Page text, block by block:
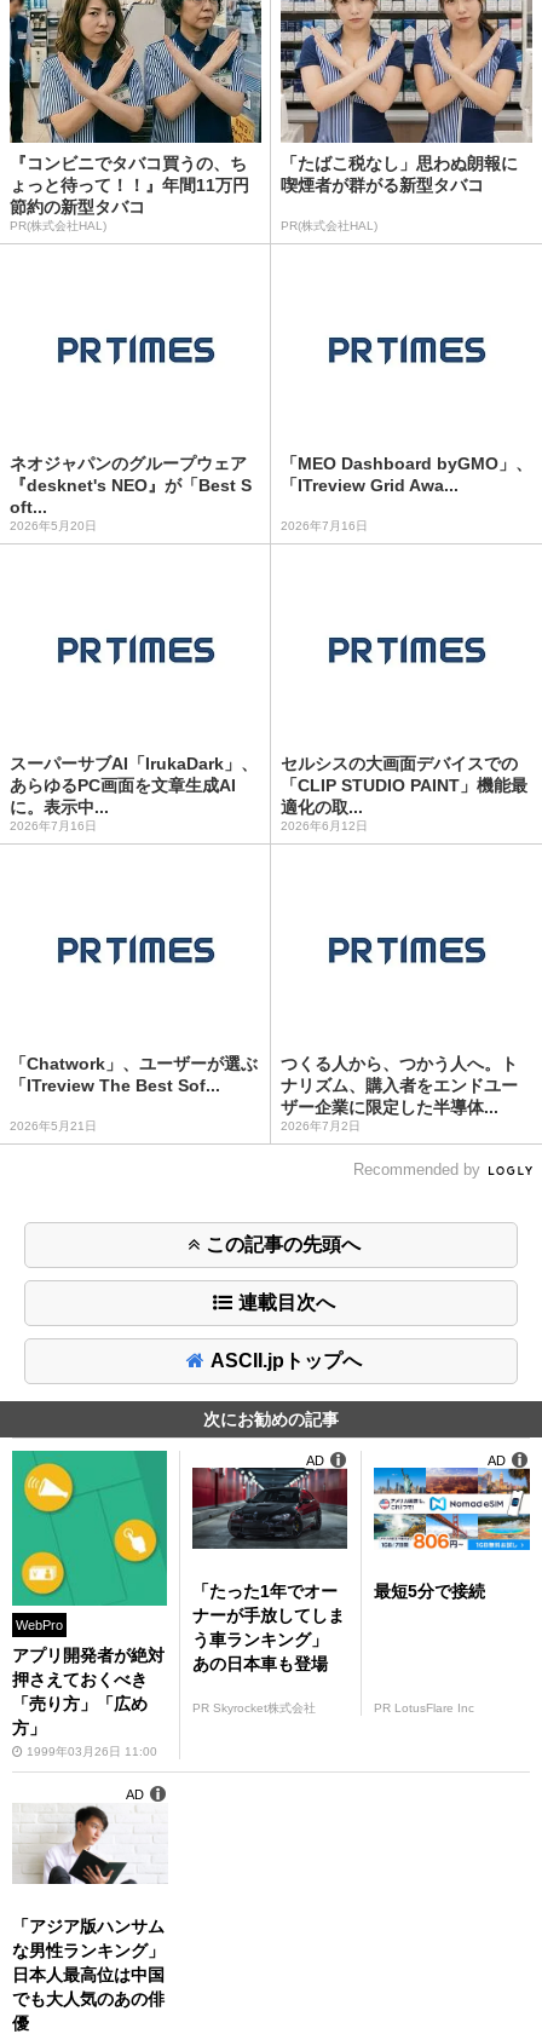
『コンビニでタバコ買うの、ち
ょっと待って！！』年間11万円
節約の新型タバコ
PR(株式会社HAL)
「たばこ税なし」思わぬ朗報に
喫煙者が群がる新型タバコ
PR(株式会社HAL)
ネオジャパンのグループウェア
『desknet's NEO』が「Best S
oft...
2026年5月20日
「MEO Dashboard byGMO」、
「ITreview Grid Awa...
2026年7月16日
スーパーサブAI「IrukaDark」、
あらゆるPC画面を文章生成AI
に。表示中...
2026年7月16日
セルシスの大画面デバイスでの
「CLIP STUDIO PAINT」機能最
適化の取...
2026年6月12日
「Chatwork」、ユーザーが選ぶ
「ITreview The Best Sof...
2026年5月21日
つくる人から、つかう人へ。ト
ナリズム、購入者をエンドユー
ザー企業に限定した半導体...
2026年7月2日
Recommended by
この記事の先頭へ
連載目次へ
ASCII.jpトップへ
次にお勧めの記事
WebPro
アプリ開発者が絶対
押さえておくべき
「売り方」「広め
方」
1999年03月26日 11:00
「たった1年でオー
ナーが手放してしま
う車ランキング」
あの日本車も登場
PR Skyrocket株式会社
AD
最短5分で接続
PR LotusFlare Inc
AD
「アジア版ハンサム
な男性ランキング」
日本人最高位は中国
でも大人気のあの俳
優
AD